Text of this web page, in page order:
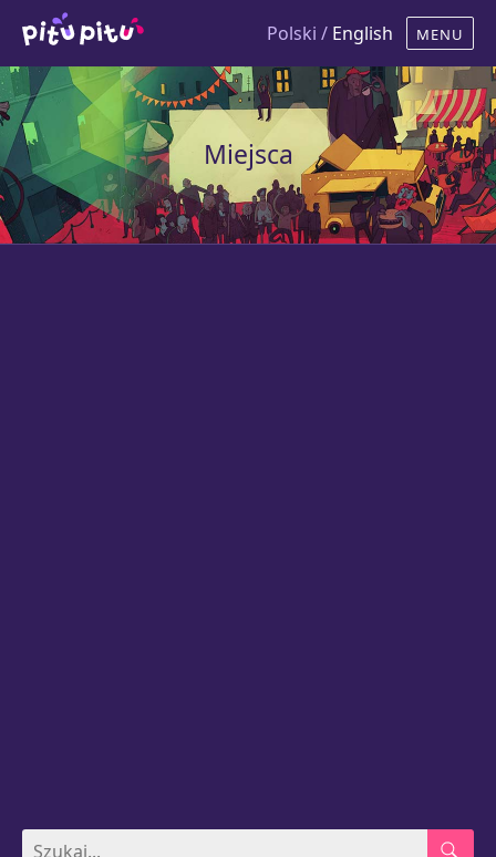
Polski / English
Miejsca